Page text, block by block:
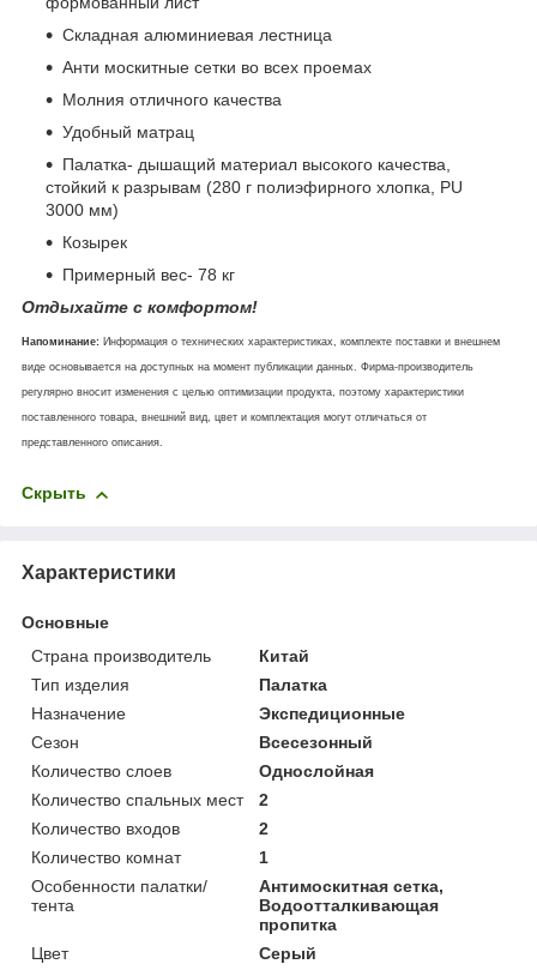
Складная алюминиевая лестница
Анти москитные сетки во всех проемах
Молния отличного качества
Удобный матрац
Палатка- дышащий материал высокого качества,
стойкий к разрывам (280 г полиэфирного хлопка, PU
3000 мм)
Козырек
Примерный вес- 78 кг
Отдыхайте с комфортом!
Напоминание: Информация о технических характеристиках, комплекте поставки и внешнем
виде основывается на доступных на момент публикации данных. Фирма-производитель
регулярно вносит изменения с целью оптимизации продукта, поэтому характеристики
поставленного товара, внешний вид, цвет и комплектация могут отличаться от
представленного описания.
Скрыть
Характеристики
Основные
Страна производитель
Китай
Тип изделия
Палатка
Назначение
Экспедиционные
Сезон
Всесезонный
Количество слоев
Однослойная
Количество спальных мест
2
Количество входов
2
Количество комнат
1
Особенности палатки/
тента
Антимоскитная сетка,
Водоотталкивающая
пропитка
Цвет
Серый